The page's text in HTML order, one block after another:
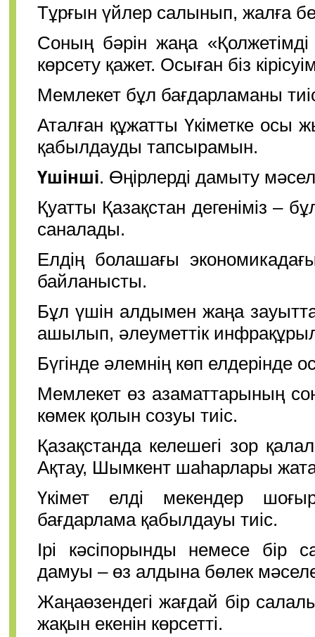
Тұрғын үйлер салынып, жалға
Соның бәрін жаңа
көрсету қажет. Осыған біз
Мемлекет бұл бағдарламаны
Аталған құжатты Үкіметке осы
қабылдауды тапсырамын.
Үшінші. Өңірлерді дамыту
Қуатты Қазақстан дегеніміз –
саналады.
Елдің болашағы
байланысты.
Бұл үшін алдымен жаңа
ашылып, әлеуметтік
Бүгінде әлемнің көп елдерінде
Мемлекет өз азаматтарының
көмек қолын созуы тиіс.
Қазақстанда келешегі зор
Ақтау, Шымкент шаһарлары
Үкімет елді мекендер
бағдарлама қабылдауы тиіс.
Ірі кәсіпорынды немесе бір
дамуы – өз алдына бөлек
Жаңаөзендегі жағдай бір
жақын екенін көрсетті.